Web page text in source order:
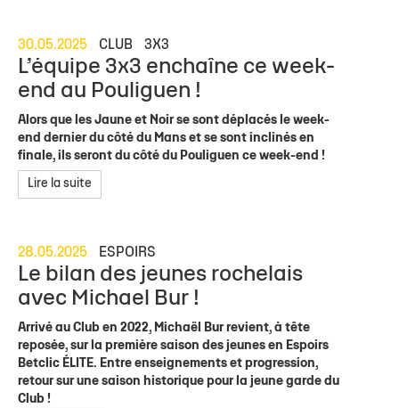
30.05.2025 CLUB 3X3
L’équipe 3x3 enchaîne ce week-
end au Pouliguen !
Alors que les Jaune et Noir se sont déplacés le week-
end dernier du côté du Mans et se sont inclinés en
finale, ils seront du côté du Pouliguen ce week-end !
Lire la suite
28.05.2025 ESPOIRS
Le bilan des jeunes rochelais
avec Michael Bur !
Arrivé au Club en 2022, Michaël Bur revient, à tête
reposée, sur la première saison des jeunes en Espoirs
Betclic ÉLITE. Entre enseignements et progression,
retour sur une saison historique pour la jeune garde du
Club !